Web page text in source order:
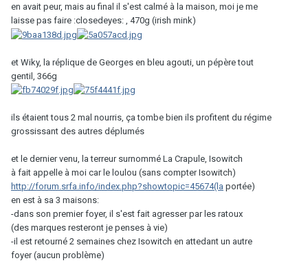
en avait peur, mais au final il s'est calmé à la maison, moi je me
laisse pas faire :closedeyes: , 470g (irish mink)
et Wiky, la réplique de Georges en bleu agouti, un pépère tout
gentil, 366g
ils étaient tous 2 mal nourris, ça tombe bien ils profitent du régime
grossissant des autres déplumés
et le dernier venu, la terreur surnommé La Crapule, Isowitch
à fait appelle à moi car le loulou (sans compter Isowitch)
http://forum.srfa.info/index.php?showtopic=45674(la portée)
en est à sa 3 maisons:
-dans son premier foyer, il s'est fait agresser par les ratoux
(des marques resteront je penses à vie)
-il est retourné 2 semaines chez Isowitch en attedant un autre
foyer (aucun problème)